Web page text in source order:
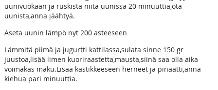
uunivuokaan ja ruskista niitä uunissa 20 minuuttia,ota
uunista,anna jäähtyä.
Aseta uunin lämpö nyt 200 asteeseen
Lämmitä piimä ja jugurtti kattilassa,sulata sinne 150 gr
juustoa,lisää limen kuoriraastetta,mausta,siinä saa olla aika
voimakas maku.Lisää kastikkeeseen herneet ja pinaatti,anna
kiehua pari minuuttia.